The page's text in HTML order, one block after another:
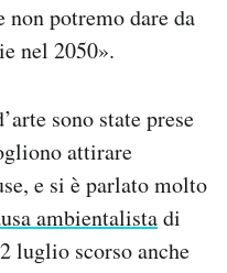
non potremo dare da
nel 2050».
sono state prese
attirare
e si è parlato molto
ambientalistadi
luglio scorso anche